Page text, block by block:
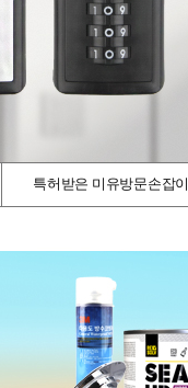
특허받은 미유방문손잡이